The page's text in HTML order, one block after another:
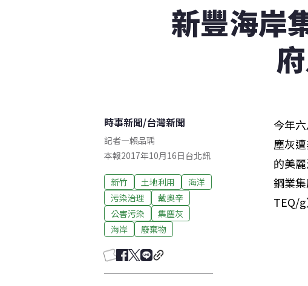
新豐海岸
時事新聞/台灣新聞
記者—賴品瑀
本報2017年10月16日台北訊
新竹 土地利用
海洋
污染治理
戴奧辛
公害污染
集塵灰
海岸
廢棄物
今年
塵灰
的美
鋼業
TEQ/